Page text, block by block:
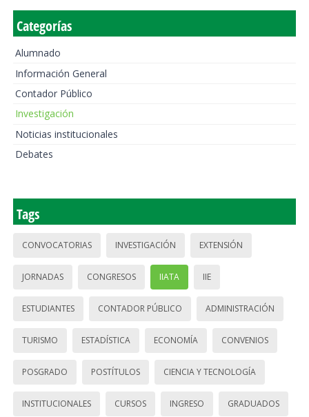
Categorías
Alumnado
Información General
Contador Público
Investigación
Noticias institucionales
Debates
Tags
CONVOCATORIAS INVESTIGACIÓN EXTENSIÓN
JORNADAS CONGRESOS IIATA IIE
ESTUDIANTES CONTADOR PÚBLICO ADMINISTRACIÓN
TURISMO ESTADÍSTICA ECONOMÍA CONVENIOS
POSGRADO POSTÍTULOS CIENCIA Y TECNOLOGÍA
INSTITUCIONALES CURSOS INGRESO GRADUADOS